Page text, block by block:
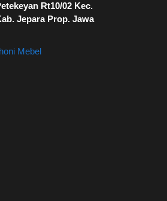
Rt10/02 Kec.
Jepara Prop. Jawa
Mebel